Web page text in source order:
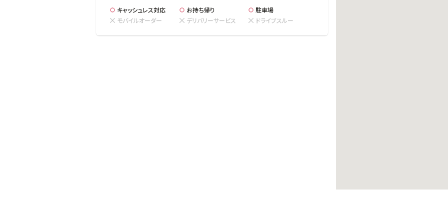
キャッシュレス対応 お持ち帰り
駐車場
モバイルオーダー
デリバリーサービス ドライブスルー